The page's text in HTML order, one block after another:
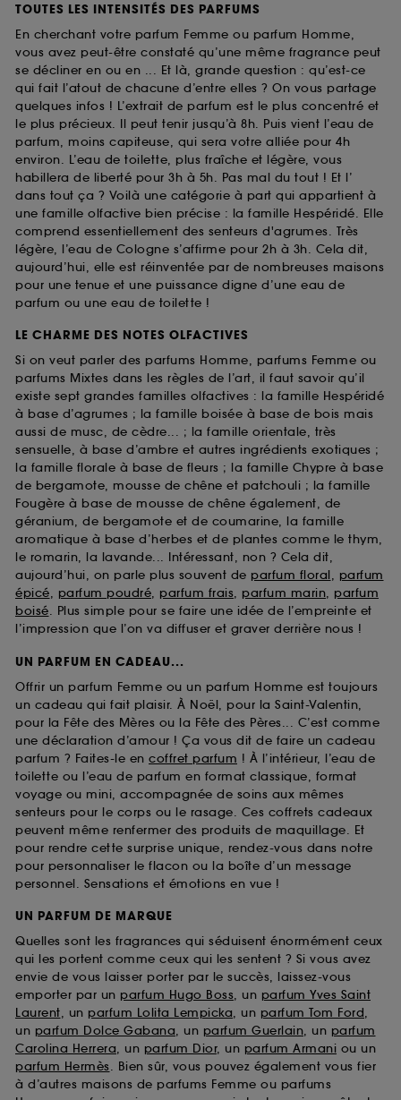
TOUTES LES INTENSITÉS DES PARFUMS
En cherchant votre parfum Femme ou parfum Homme,
vous avez peut-être constaté qu’une même fragrance peut
se décliner en ou en ... Et là, grande question : qu’est-ce
qui fait l’atout de chacune d’entre elles ? On vous partage
quelques infos ! L’extrait de parfum est le plus concentré et
le plus précieux. Il peut tenir jusqu’à 8h. Puis vient l’eau de
parfum, moins capiteuse, qui sera votre alliée pour 4h
environ. L’eau de toilette, plus fraîche et légère, vous
habillera de liberté pour 3h à 5h. Pas mal du tout ! Et l’
dans tout ça ? Voilà une catégorie à part qui appartient à
une famille olfactive bien précise : la famille Hespéridé. Elle
comprend essentiellement des senteurs d'agrumes. Très
légère, l’eau de Cologne s’affirme pour 2h à 3h. Cela dit,
aujourd’hui, elle est réinventée par de nombreuses maisons
pour une tenue et une puissance digne d’une eau de
parfum ou une eau de toilette !
LE CHARME DES NOTES OLFACTIVES
Si on veut parler des parfums Homme, parfums Femme ou
parfums Mixtes dans les règles de l’art, il faut savoir qu’il
existe sept grandes familles olfactives : la famille Hespéridé
à base d’agrumes ; la famille boisée à base de bois mais
aussi de musc, de cèdre... ; la famille orientale, très
sensuelle, à base d’ambre et autres ingrédients exotiques ;
la famille florale à base de fleurs ; la famille Chypre à base
de bergamote, mousse de chêne et patchouli ; la famille
Fougère à base de mousse de chêne également, de
géranium, de bergamote et de coumarine, la famille
aromatique à base d’herbes et de plantes comme le thym,
le romarin, la lavande... Intéressant, non ? Cela dit,
aujourd’hui, on parle plus souvent de parfum floral, parfum
épicé, parfum poudré, parfum frais, parfum marin, parfum
boisé. Plus simple pour se faire une idée de l’empreinte et
l’impression que l’on va diffuser et graver derrière nous !
UN PARFUM EN CADEAU...
Offrir un parfum Femme ou un parfum Homme est toujours
un cadeau qui fait plaisir. À Noël, pour la Saint-Valentin,
pour la Fête des Mères ou la Fête des Pères... C’est comme
une déclaration d’amour ! Ça vous dit de faire un cadeau
parfum ? Faites-le en coffret parfum ! À l’intérieur, l’eau de
toilette ou l’eau de parfum en format classique, format
voyage ou mini, accompagnée de soins aux mêmes
senteurs pour le corps ou le rasage. Ces coffrets cadeaux
peuvent même renfermer des produits de maquillage. Et
pour rendre cette surprise unique, rendez-vous dans notre
pour personnaliser le flacon ou la boîte d’un message
personnel. Sensations et émotions en vue !
UN PARFUM DE MARQUE
Quelles sont les fragrances qui séduisent énormément ceux
qui les portent comme ceux qui les sentent ? Si vous avez
envie de vous laisser porter par le succès, laissez-vous
emporter par un parfum Hugo Boss, un parfum Yves Saint
Laurent, un parfum Lolita Lempicka, un parfum Tom Ford,
un parfum Dolce Gabana, un parfum Guerlain, un parfum
Carolina Herrera, un parfum Dior, un parfum Armani ou un
parfum Hermès. Bien sûr, vous pouvez également vous fier
à d’autres maisons de parfums Femme ou parfums